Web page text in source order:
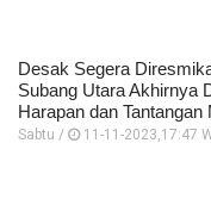
Desak Segera
Subang Utara Akhirnya
Harapan dan Tantangan
Sabtu / 11-11-2023,17:47